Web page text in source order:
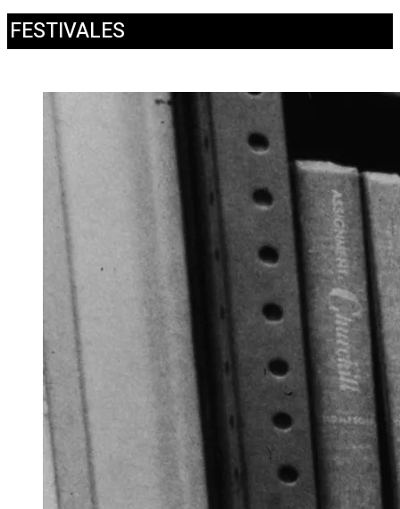
FESTIVALES